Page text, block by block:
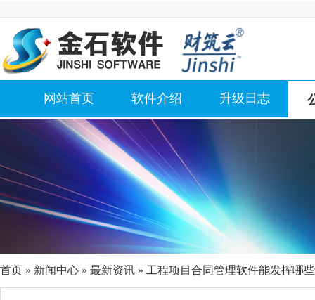
网站首页 软件介绍 升级日志
首页 » 新闻中心 » 最新资讯 » 工程项目合同管理软件能发挥哪